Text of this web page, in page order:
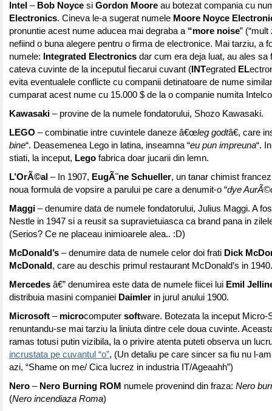
Intel – Bob Noyce si Gordon Moore au botezat compania cu
Electronics. Cineva le-a sugerat numele Moore Noyce
pronuntie acest nume aducea mai degraba a “more noise” (“mult
nefiind o buna alegere pentru o firma de electronice. Mai tarziu, a
numele:
Integrated Electronics dar cum era deja luat, au ales sa
cateva cuvinte de la inceputul fiecarui cuvant ( INTegrated EL
evita eventualele conflicte cu companii detinatoare de nume
cumparat acest nume cu 15.000 $ de la o companie numita
Kawasaki – provine de la numele fondatorului, Shozo Kawasaki.
LEGO – combinatie intre cuvintele daneze â€œleg godtâ€, care
bine“. Deasemenea Lego in latina, inseamna “eu pun impreuna“.
stiati, la inceput, Lego fabrica doar jucarii din lemn.
L’OrÃ©al – In 1907, EugÃ¨ne Schueller, un tanar chimist
noua formula de vopsire a parului pe care a denumit-o “dye
Maggi – denumire data de numele fondatorului, Julius Maggi. A
Nestle in 1947 si a reusit sa supravietuiasca ca brand pana in
(Serios? Ce ne placeau inimioarele alea.. :D)
McDonald’s – denumire data de numele celor doi frati Dick
McDonald , care au deschis primul restaurant McDonald’s in 1940.
Mercedes â€” denumirea este data de numele fiicei lui Emil
distribuia masini companiei Daimler in jurul anului 1900.
Microsoft – microcomputer software. Botezata la inceput Micro-
renuntandu-se mai tarziu la liniuta dintre cele doua cuvinte.
ramas totusi putin vizibila, la o privire atenta puteti observa un
incrustata pe cuvantul “o”, (Un detaliu pe care sincer sa fiu nu l-
azi, “Shame on me/ Cica lucrez in industria IT/Ageaahh”)
Nero – Nero Burning ROM numele provenind din fraza: Nero
(Nero incendiaza Roma)